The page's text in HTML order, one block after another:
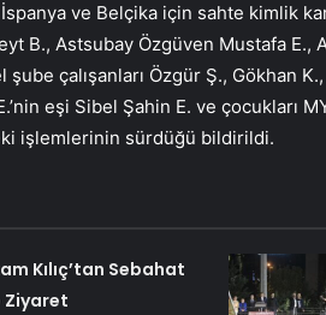
İspanya ve Belçika için sahte kimlik
B., Astsubay Özgüven Mustafa E.,
çalışanları Özgür Ş., Gökhan
eşi Sibel Şahin E. ve çocukları
işlemlerinin sürdüğü bildirildi.
Kılıç’tan Sebahat
Ziyaret